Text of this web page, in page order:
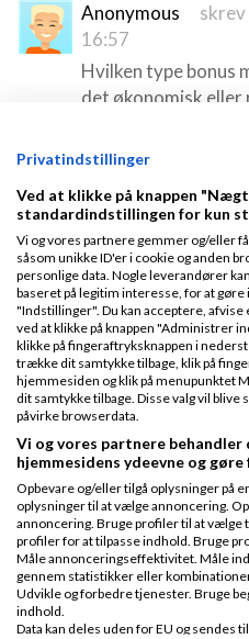
Anonymous
skrev
16:57
Hvilken type bonus
det økonomisk eller
Patrick
Ift. bonus afhænger
givne
Nogle bliver
bliver motiveret af
eller måske noget
Gitte Randrup
12:48
Mange tak for jeres
Jeg mener, at ros
af hverdagen, så
årlige MUS-
væk fra den
også virke mere
Privatindstillinger
Ved at klikke på knappen
standardindstillingen for kun
Vi og vores partnere gemmer og/eller
såsom unikke ID'er i cookie og anden
personlige data. Nogle leverandører
baseret på legitim interesse, for at
"Indstillinger". Du kan acceptere,
ved at klikke på knappen "Administrer
klikke på fingeraftryksknappen i
trække dit samtykke tilbage, klik på
hjemmesiden og klik på menupunktet
dit samtykke tilbage. Disse valg vil
påvirke browserdata.
Vi og vores partnere
hjemmesidens ydeevne og gøre
Opbevare og/eller tilgå oplysninger på
oplysninger til at vælge annoncering.
annoncering. Bruge profiler til at vælge
profiler for at tilpasse indhold. Bruge
Måle annonceringseffektivitet. Måle
gennem statistikker eller
Udvikle og forbedre tjenester. Bruge
indhold.
Data kan deles uden for EU og sendes til